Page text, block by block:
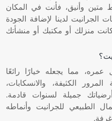
متين وأنيق، فأنت في المكان
الجرانيت لدينا لإضافة الجودة
منزلك أو مكتبك أو منشأتك
مما يجعله خيارًا رائعًا
الكثيفة، والانسكابات،
جميلة لسنوات قادمة.
الطبيعي للجرانيت وأنماطه